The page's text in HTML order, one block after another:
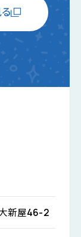
新屋46-2